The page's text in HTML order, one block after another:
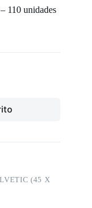
110 unidades
(45 X